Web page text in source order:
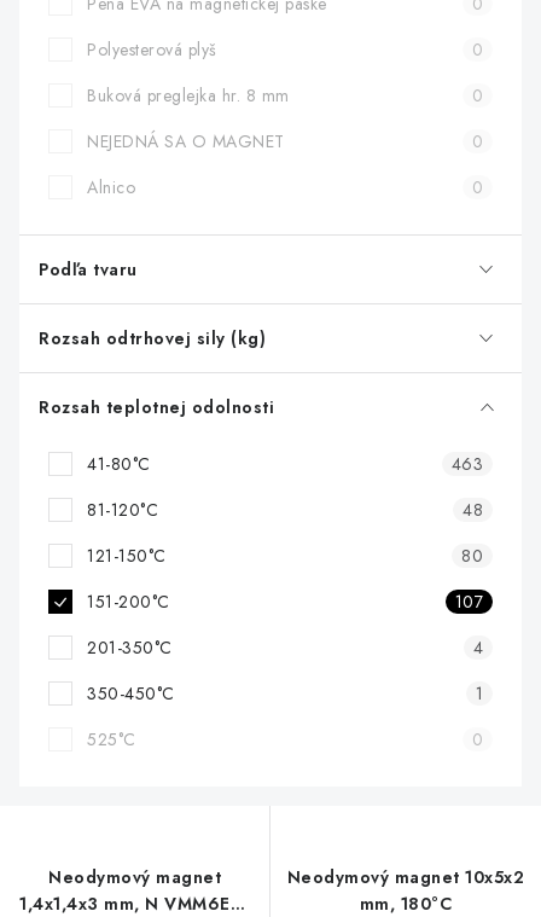
Polyesterová plyš
0
Buková preglejka hr. 8 mm
0
NEJEDNÁ SA O MAGNET
0
Alnico
0
Podľa tvaru
Rozsah odtrhovej sily (kg)
Rozsah teplotnej odolnosti
41-80°C
463
81-120°C
48
121-150°C
80
151-200°C
107
201-350°C
4
350-450°C
1
525°C
0
Neodymový magnet
1,4x1,4x3 mm, N VMM6EH-
Neodymový magnet 10x5x2
mm, 180°C